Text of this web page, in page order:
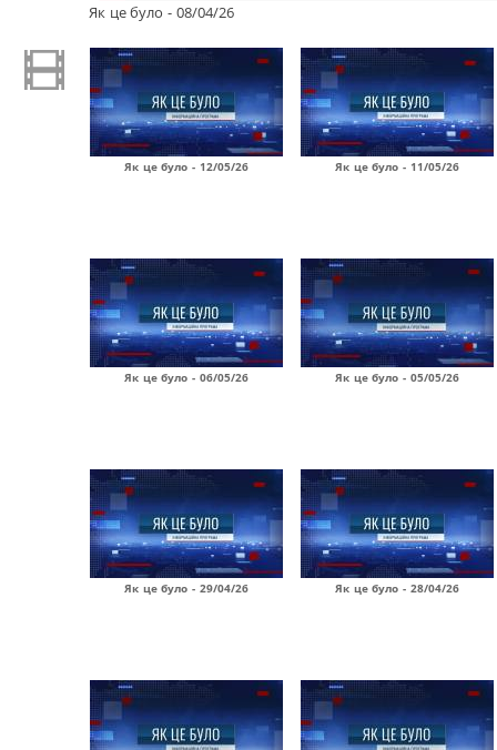
Як це було - 08/04/26
Як це було - 12/05/26 Як це було - 11/05/26
Як це було - 06/05/26 Як це було - 05/05/26
Як це було - 29/04/26 Як це було - 28/04/26